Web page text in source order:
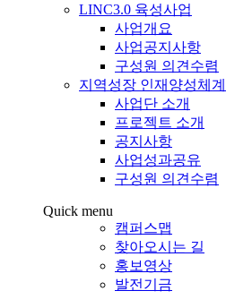
LINC3.0 육성사업
사업개요
사업공지사항
구성원 의견수렴
지역성장 인재양성체
사업단 소개
프로젝트 소개
공지사항
사업성과공유
구성원 의견수렴
Quick menu
캠퍼스맵
찾아오시는 길
홍보영상
발전기금